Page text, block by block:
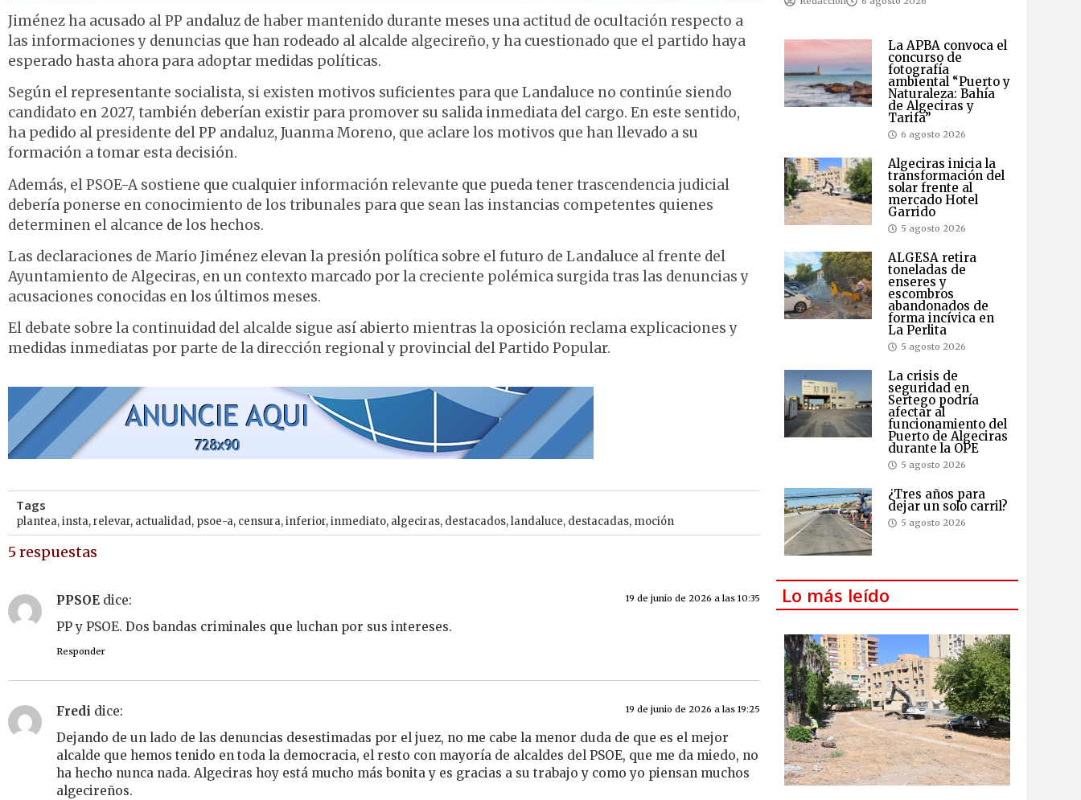
Jiménez ha acusado al PP andaluz de haber mantenido durante meses una actitud de ocultación respecto a
las informaciones y denuncias que han rodeado al alcalde algecireño, y ha cuestionado que el partido haya
esperado hasta ahora para adoptar medidas políticas.
Según el representante socialista, si existen motivos suficientes para que Landaluce no continúe siendo
candidato en 2027, también deberían existir para promover su salida inmediata del cargo. En este sentido,
ha pedido al presidente del PP andaluz, Juanma Moreno, que aclare los motivos que han llevado a su
formación a tomar esta decisión.
Además, el PSOE-A sostiene que cualquier información relevante que pueda tener trascendencia judicial
debería ponerse en conocimiento de los tribunales para que sean las instancias competentes quienes
determinen el alcance de los hechos.
Las declaraciones de Mario Jiménez elevan la presión política sobre el futuro de Landaluce al frente del
Ayuntamiento de Algeciras, en un contexto marcado por la creciente polémica surgida tras las denuncias y
acusaciones conocidas en los últimos meses.
El debate sobre la continuidad del alcalde sigue así abierto mientras la oposición reclama explicaciones y
medidas inmediatas por parte de la dirección regional y provincial del Partido Popular.
Tags
plantea,insta,relevar, actualidad, psoe-a, censura,inferior,inmediato, algeciras, destacados,landaluce, destacadas, moción
5 respuestas
PPSOE dice: 19 de junio de 2026 a las 10:35
PP y PSOE. Dos bandas criminales que luchan por sus intereses.
Responder
Fredi dice: 19 de junio de 2026 a las 19:25
Dejando de un lado de las denuncias desestimadas por el juez, no me cabe la menor duda de que es el mejor
alcalde que hemos tenido en toda la democracia, el resto con mayoría de alcaldes del PSOE, que me da miedo, no
ha hecho nunca nada. Algeciras hoy está mucho más bonita y es gracias a su trabajo y como yo piensan muchos
algecireños.
La APBA convoca el
concurso de
fotografía
ambiental “Puerto y
Naturaleza: Bahía
de Algeciras y
Tarifa”
6 agosto 2026
Algeciras inicia la
transformación del
solar frente al
mercado Hotel
Garrido
5 agosto 2026
ALGESA retira
toneladas de
enseres y
escombros
abandonados de
forma incívica en
La Perlita
5 agosto 2026
La crisis de
seguridad en
Sertego podría
afectar al
funcionamiento del
Puerto de Algeciras
durante la OPE
5 agosto 2026
¿Tres años para
dejar un solo carril?
5 agosto 2026
Lo más leído